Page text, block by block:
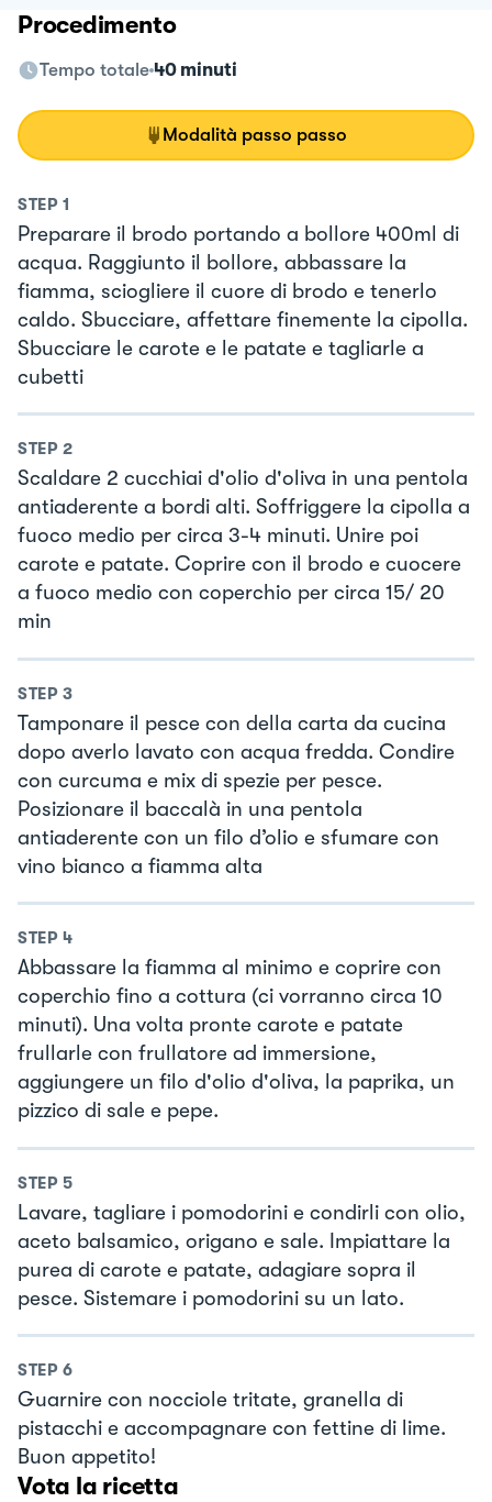
Procedimento
Tempo totale 40 minuti
Modalità passo passo
STEP 1
Preparare il brodo portando a bollore 400ml di
acqua. Raggiunto il bollore, abbassare la
fiamma, sciogliere il cuore di brodo e tenerlo
caldo. Sbucciare, affettare finemente la cipolla.
Sbucciare le carote e le patate e tagliarle a
cubetti
STEP 2
Scaldare 2 cucchiai d'olio d'oliva in una pentola
antiaderente a bordi alti. Soffriggere la cipolla a
fuoco medio per circa 3-4 minuti. Unire poi
carote e patate. Coprire con il brodo e cuocere
a fuoco medio con coperchio per circa 15/ 20
min
STEP 3
Tamponare il pesce con della carta da cucina
dopo averlo lavato con acqua fredda. Condire
con curcuma e mix di spezie per pesce.
Posizionare il baccalà in una pentola
antiaderente con un filo d’olio e sfumare con
vino bianco a fiamma alta
STEP 4
Abbassare la fiamma al minimo e coprire con
coperchio fino a cottura (ci vorranno circa 10
minuti). Una volta pronte carote e patate
frullarle con frullatore ad immersione,
aggiungere un filo d'olio d'oliva, la paprika, un
pizzico di sale e pepe.
STEP 5
Lavare, tagliare i pomodorini e condirli con olio,
aceto balsamico, origano e sale. Impiattare la
purea di carote e patate, adagiare sopra il
pesce. Sistemare i pomodorini su un lato.
STEP 6
Guarnire con nocciole tritate, granella di
pistacchi e accompagnare con fettine di lime.
Buon appetito!
Vota la ricetta